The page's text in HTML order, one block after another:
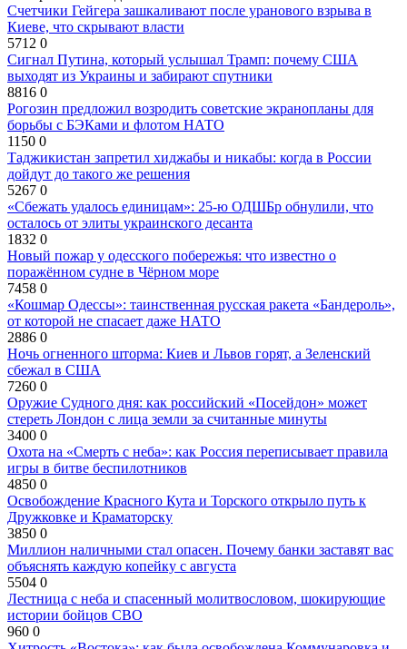
Счетчики Гейгера зашкаливают после уранового взрыва в
Киеве, что скрывают власти
5712 0
Сигнал Путина, который услышал Трамп: почему США
выходят из Украины и забирают спутники
8816 0
Рогозин предложил возродить советские экранопланы для
борьбы с БЭКами и флотом НАТО
1150 0
Таджикистан запретил хиджабы и никабы: когда в России
дойдут до такого же решения
5267 0
«Сбежать удалось единицам»: 25-ю ОДШБр обнулили, что
осталось от элиты украинского десанта
1832 0
Новый пожар у одесского побережья: что известно о
поражённом судне в Чёрном море
7458 0
«Кошмар Одессы»: таинственная русская ракета «Бандероль»,
от которой не спасает даже НАТО
2886 0
Ночь огненного шторма: Киев и Львов горят, а Зеленский
сбежал в США
7260 0
Оружие Судного дня: как российский «Посейдон» может
стереть Лондон с лица земли за считанные минуты
3400 0
Охота на «Смерть с неба»: как Россия переписывает правила
игры в битве беспилотников
4850 0
Освобождение Красного Кута и Торского открыло путь к
Дружковке и Краматорску
3850 0
Миллион наличными стал опасен. Почему банки заставят вас
объяснять каждую копейку с августа
5504 0
Лестница с неба и спасенный молитвословом, шокирующие
истории бойцов СВО
960 0